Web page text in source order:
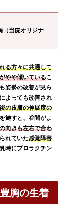
（当院オリジナ
る方々に共通して
やや傾いているこ
姿勢の改善が見ら
よっても改善され
の皮膚の伸展度の
を施すと、谷間がよ
向きも左右で合わ
れていた感覚障害
時にプロラクチン
胸の生着